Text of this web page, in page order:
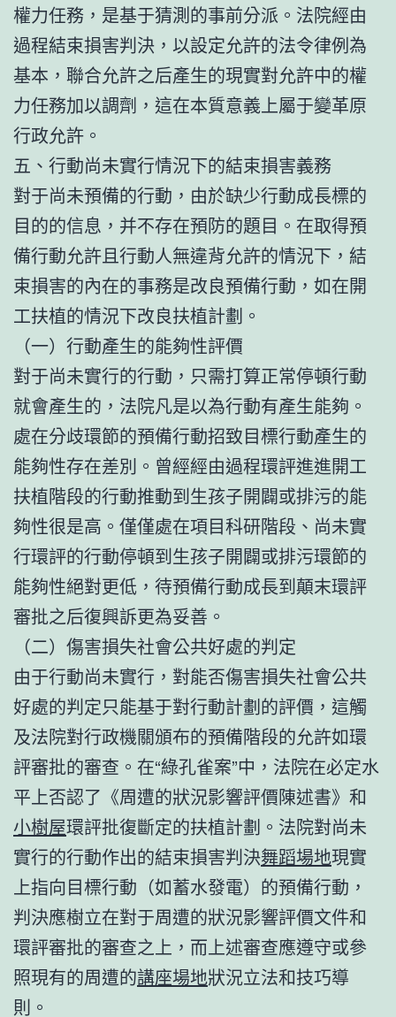
權力任務，是基于猜測的事前分派。法院經由
過程結束損害判決，以設定允許的法令律例為
基本，聯合允許之后產生的現實對允許中的權
力任務加以調劑，這在本質意義上屬于變革原
行政允許。
五、行動尚未實行情況下的結束損害義務
對于尚未預備的行動，由於缺少行動成長標的
目的的信息，并不存在預防的題目。在取得預
備行動允許且行動人無違背允許的情況下，結
束損害的內在的事務是改良預備行動，如在開
工扶植的情況下改良扶植計劃。
（一）行動產生的能夠性評價
對于尚未實行的行動，只需打算正常停頓行動
就會產生的，法院凡是以為行動有產生能夠。
處在分歧環節的預備行動招致目標行動產生的
能夠性存在差別。曾經經由過程環評進進開工
扶植階段的行動推動到生孩子開闢或排污的能
夠性很是高。僅僅處在項目科研階段、尚未實
行環評的行動停頓到生孩子開闢或排污環節的
能夠性絕對更低，待預備行動成長到顛末環評
審批之后復興訴更為妥善。
（二）傷害損失社會公共好處的判定
由于行動尚未實行，對能否傷害損失社會公共
好處的判定只能基于對行動計劃的評價，這觸
及法院對行政機關頒布的預備階段的允許如環
評審批的審查。在“綠孔雀案”中，法院在必定水
平上否認了《周遭的狀況影響評價陳述書》和
小樹屋環評批復斷定的扶植計劃。法院對尚未
實行的行動作出的結束損害判決舞蹈場地現實
上指向目標行動（如蓄水發電）的預備行動，
判決應樹立在對于周遭的狀況影響評價文件和
環評審批的審查之上，而上述審查應遵守或參
照現有的周遭的講座場地狀況立法和技巧導
則。